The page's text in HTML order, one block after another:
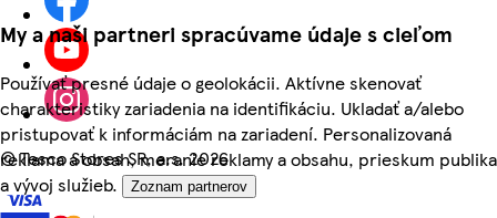
My a naši partneri spracúvame údaje s cieľom
Používať presné údaje o geolokácii. Aktívne skenovať
charakteristiky zariadenia na identifikáciu. Ukladať a/alebo
pristupovať k informáciám na zariadení. Personalizovaná
reklama a obsah, meranie reklamy a obsahu, prieskum publika
a vývoj služieb.
Zoznam partnerov
©Tesco Stores SR, a.s. 2026